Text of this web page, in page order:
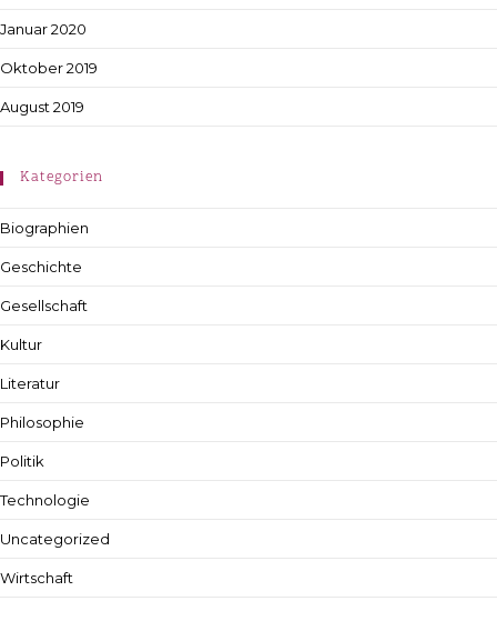
Januar 2020
Oktober 2019
August 2019
Kategorien
Biographien
Geschichte
Gesellschaft
Kultur
Literatur
Philosophie
Politik
Technologie
Uncategorized
Wirtschaft